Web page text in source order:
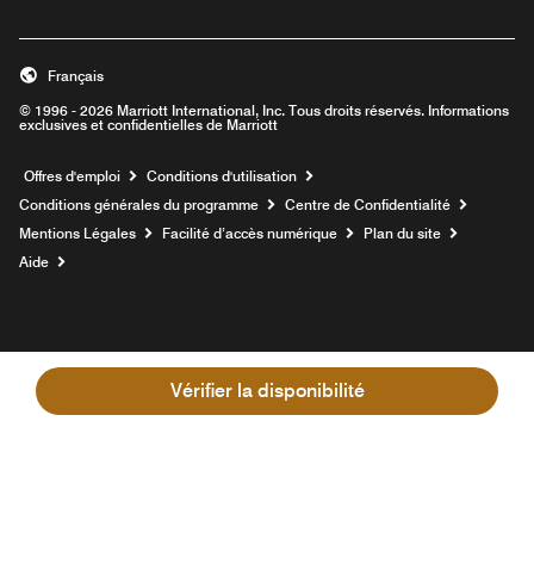
Vérifier la disponibilité
© 1996 - 2026 Marriott International, Inc. Tous droits réservés. Informations
exclusives et confidentielles de Marriott
Français
Offres d'emploi Ouvre une nouvelle fenêtre
Conditions d'utilisation
Conditions générales du programme
Centre de Confidentialité
Mentions Légales
Facilité d’accès numérique
Plan du site
Aide